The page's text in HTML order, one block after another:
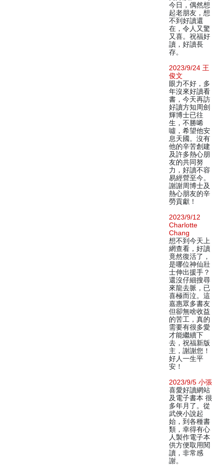
今日，偶然想
起老朋友，想
不到好讀還
在，令人又驚
又喜。祝福好
讀，好讀長
存。
2023/9/24 王
俊文
眼力不好，多
年沒來好讀看
書，今天再訪
好讀方知周劍
輝博士已往
生，不勝唏
噓，希望他安
息天國。沒有
他的辛苦創建
及許多熱心朋
友的共同努
力，好讀不容
易經營至今。
謝謝周博士及
熱心朋友的辛
勞貢獻！
2023/9/12
Charlotte
Chang
想不到今天上
網查看，好讀
竟然復活了，
是哪位神仙壯
士伸出援手？
還沒仔細搜尋
來龍去脈，已
喜極而泣。這
嘉惠眾多書友
但卻無啥收益
的苦工，真的
需要有很多愛
才能繼續下
去，祝福新版
主，謝謝您！
好人一生平
安！
2023/9/5 小張
喜愛好讀網站
及電子書本 很
多年月了。從
武俠小說起
始，到各種書
類，幸得有心
人製作電子本
供方便取用閱
讀，非常感
謝。